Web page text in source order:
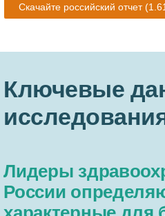
Скачайте российский отчет
Ключевые
Лидеры
России